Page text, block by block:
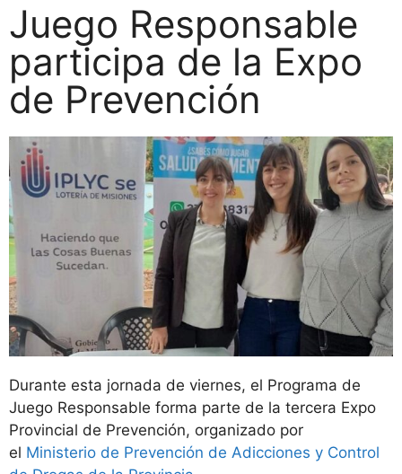
Juego Responsable
participa de la Expo
de Prevención
Durante esta jornada de viernes, el Programa de
Juego Responsable forma parte de la tercera Expo
Provincial de Prevención, organizado por
el Ministerio de Prevención de Adicciones y Control